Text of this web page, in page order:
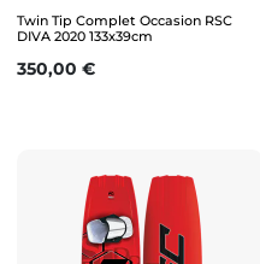
Twin Tip Complet Occasion RSC
DIVA 2020 133x39cm
Prix
350,00 €